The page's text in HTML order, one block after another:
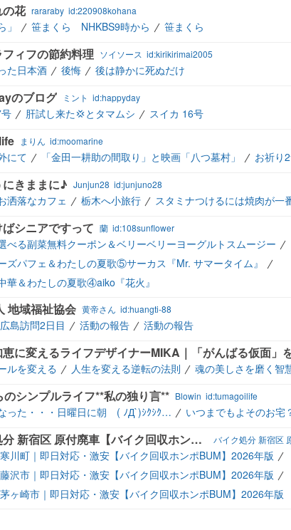
花 rararaby id:220908kohana
」 笹まくら NHKBS9時から 笹まくら
ィフの節約料理 ソイソース id:kirikirimai2005
た日本酒 後悔 後は静かに死ぬだけ
のブログ ミント id:happyday
肝試し来た💢とタマムシ スイカ 16号
まりん id:moomarine
にて 「金田一耕助の間取り」と映画「八つ墓村」 お祈り
きままに♪ Junjun28 id:junjuno28
洒落なカフェ 栃木へ小旅行 スタミナつけるには焼肉が一
シニアですって 蘭 id:108sunflower
べる副菜無料クーポン＆ベリーベリーヨーグルトスムージー
パフェ＆わたしの夏歌⑤サーカス『Mr. サマータイム』
華＆わたしの夏歌④aiko『花火』
地域福祉協会 黄帝さん id:huangti-88
島訪問2日目 活動の報告 活動の報告
ルを変える 人生を変える逆転の法則 魂の美しさを磨く智
のシンプルライフ**私の独り言** Blowin id:tumagoilife
った・・・日曜日に朝 ( ﾉД`)ｼｸｼｸ… いつまでもよそのお宅
バイク処分 新宿区 原付廃車【バイク回収ホンポBUM】
川町｜即日対応・激安【バイク回収ホンポBUM】2026年版
沢市｜即日対応・激安【バイク回収ホンポBUM】2026年版
ヶ崎市｜即日対応・激安【バイク回収ホンポBUM】2026年版